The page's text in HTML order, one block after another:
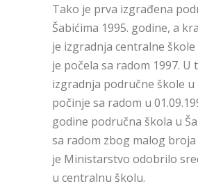
Tako je prva izgrađena
Šabićima 1995. godine, a
je izgradnja centralne
je počela sa radom 1997.
izgradnja područne škole u
počinje sa radom u
godine područna škola u
sa radom zbog malog
je Ministarstvo odobrilo
u centralnu školu.